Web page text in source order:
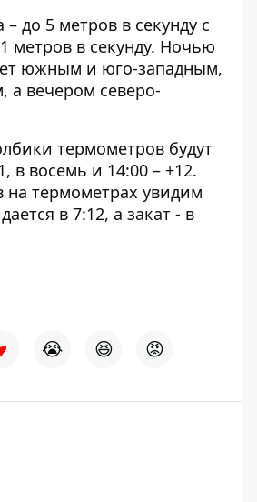
– до 5 метров в секунду с
метров в секунду. Ночью
южным и юго-западным,
а вечером северо-
термометров будут
в восемь и 14:00 – +12.
на термометрах увидим
в 7:12, а закат - в
😭 😆 😡